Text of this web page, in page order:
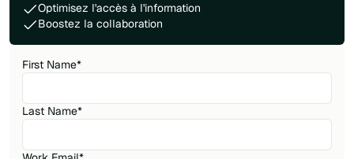
Optimisez l'accès à l'information
Boostez la collaboration
First Name*
Last Name*